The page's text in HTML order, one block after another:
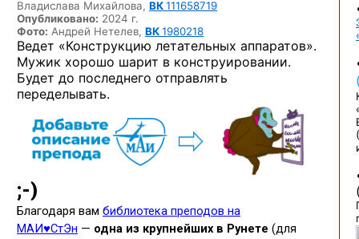
Владислава Михайлова, ВК111658719
Опубликовано: 2024 г.
Фото: Андрей Нетелев, ВК1980218
Ведет «Конструкцию летательных аппаратов».
Мужик хорошо шарит в конструировании.
Будет до последнего отправлять
переделывать.
(